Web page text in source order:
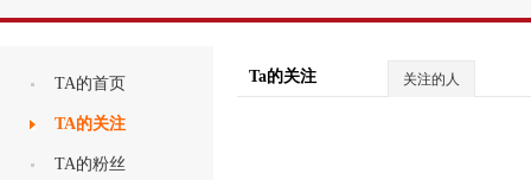
TA的首页
TA的关注
TA的粉丝
Ta的关注 关注的人